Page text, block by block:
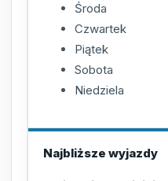
Środa
Czwartek
Piątek
Sobota
Niedziela
Najbliższe wyjazdy